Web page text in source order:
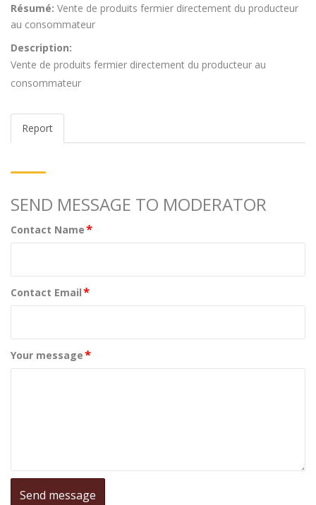
Résumé: Vente de produits fermier directement du producteur
au consommateur
Description:
Vente de produits fermier directement du producteur au
consommateur
Report
SEND MESSAGE TO MODERATOR
Contact Name*
Contact Email*
Your message*